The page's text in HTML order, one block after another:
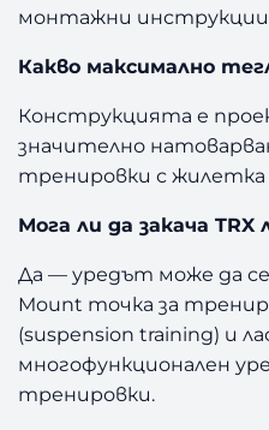
монтажни
Какво максимално
Конструкцията е
значително
тренировки с
Мога ли да закача
Да — уредът може да
Mount точка за
(suspension training) и
многофункционален
тренировки.